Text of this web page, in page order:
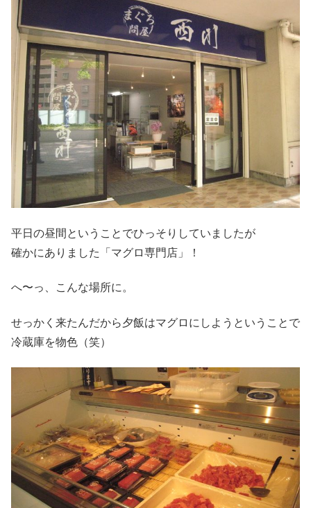
平日の昼間ということでひっそりしていましたが
確かにありました「マグロ専門店」！
へ〜っ、こんな場所に。
せっかく来たんだから夕飯はマグロにしようということで
冷蔵庫を物色（笑）